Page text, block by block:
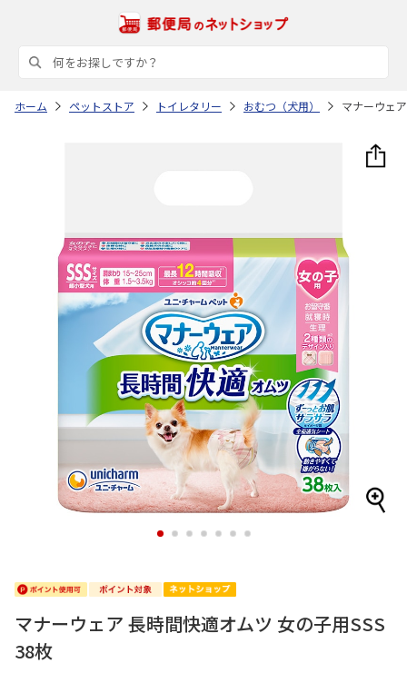
ホーム ペットストア トイレタリー おむつ（犬用） マナーウェ
1 2 3 4 5 6 7
マナーウェア 長時間快適オムツ 女の子用SSS
38枚